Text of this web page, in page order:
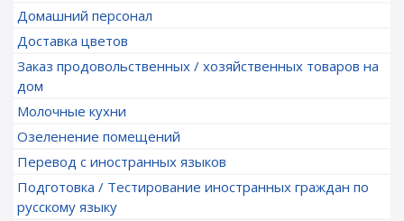
Домашний персонал
Доставка цветов
Заказ продовольственных / хозяйственных товаров на
дом
Молочные кухни
Озеленение помещений
Перевод с иностранных языков
Подготовка / Тестирование иностранных граждан по
русскому языку